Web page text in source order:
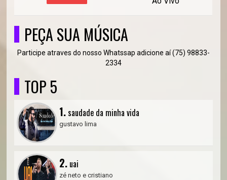
PEÇA SUA MÚSICA
Participe atraves do nosso Whatssap adicione aí (75) 98833-
2334
TOP 5
1.saudade da minha vida
gustavo lima
2. uai
zé neto e cristiano